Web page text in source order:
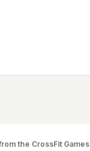
the CrossFit Games